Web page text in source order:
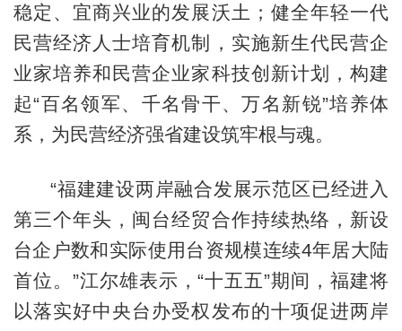
稳定、宜商兴业的发展沃土；健全年轻一代
民营经济人士培育机制，实施新生代民营企
业家培养和民营企业家科技创新计划，构建
起“百名领军、千名骨干、万名新锐”培养体
系，为民营经济强省建设筑牢根与魂。
“福建建设两岸融合发展示范区已经进入
第三个年头，闽台经贸合作持续热络，新设
台企户数和实际使用台资规模连续4年居大陆
首位。”江尔雄表示，“十五五”期间，福建将
以落实好中央台办受权发布的十项促进两岸